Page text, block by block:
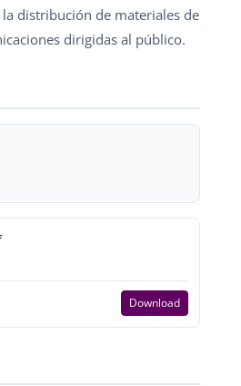
distribución de materiales de
dirigidas al público.
Download